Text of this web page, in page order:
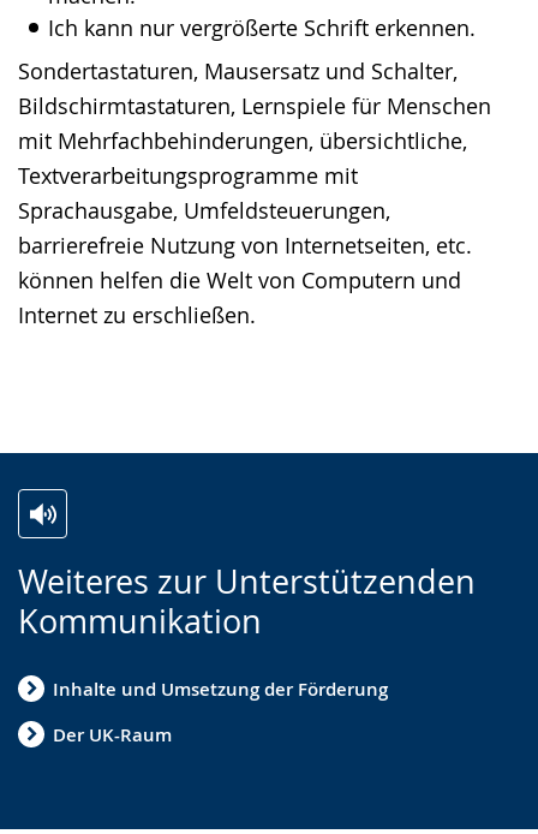
Ich kann nur vergrößerte Schrift erkennen.
Sondertastaturen, Mausersatz und Schalter,
Bildschirmtastaturen, Lernspiele für Menschen
mit Mehrfachbehinderungen, übersichtliche,
Textverarbeitungsprogramme mit
Sprachausgabe, Umfeldsteuerungen,
barrierefreie Nutzung von Internetseiten, etc.
können helfen die Welt von Computern und
Internet zu erschließen.
Weiteres zur Unterstützenden
Kommunikation
Inhalte und Umsetzung der Förderung
Der UK-Raum
Leichten
Sprache
Audio-
Unterstützung.
Video
in
Gebärdensprache
wird